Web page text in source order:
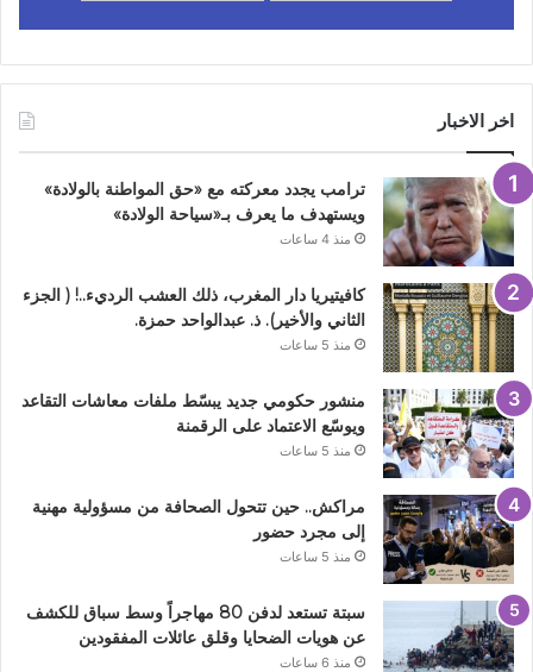
اخر الاخبار
ترامب يجدد معركته مع «حق المواطنة بالولادة»
ويستهدف ما يعرف بـ«سياحة الولادة»
منذ 4 ساعات
كافيتيريا دار المغرب، ذلك العشب الرديء..! ( الجزء
الثاني والأخير). ذ. عبدالواحد حمزة.
منذ 5 ساعات
منشور حكومي جديد يبسّط ملفات معاشات التقاعد
ويوسّع الاعتماد على الرقمنة
منذ 5 ساعات
مراكش.. حين تتحول الصحافة من مسؤولية مهنية
إلى مجرد حضور
منذ 5 ساعات
سبتة تستعد لدفن 80 مهاجراً وسط سباق للكشف
عن هويات الضحايا وقلق عائلات المفقودين
منذ 6 ساعات